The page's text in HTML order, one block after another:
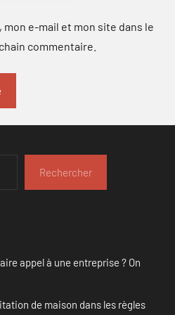
e-mail et mon site dans le
commentaire.
Rechercher
appel à une entreprise ? On
de maison dans les règles